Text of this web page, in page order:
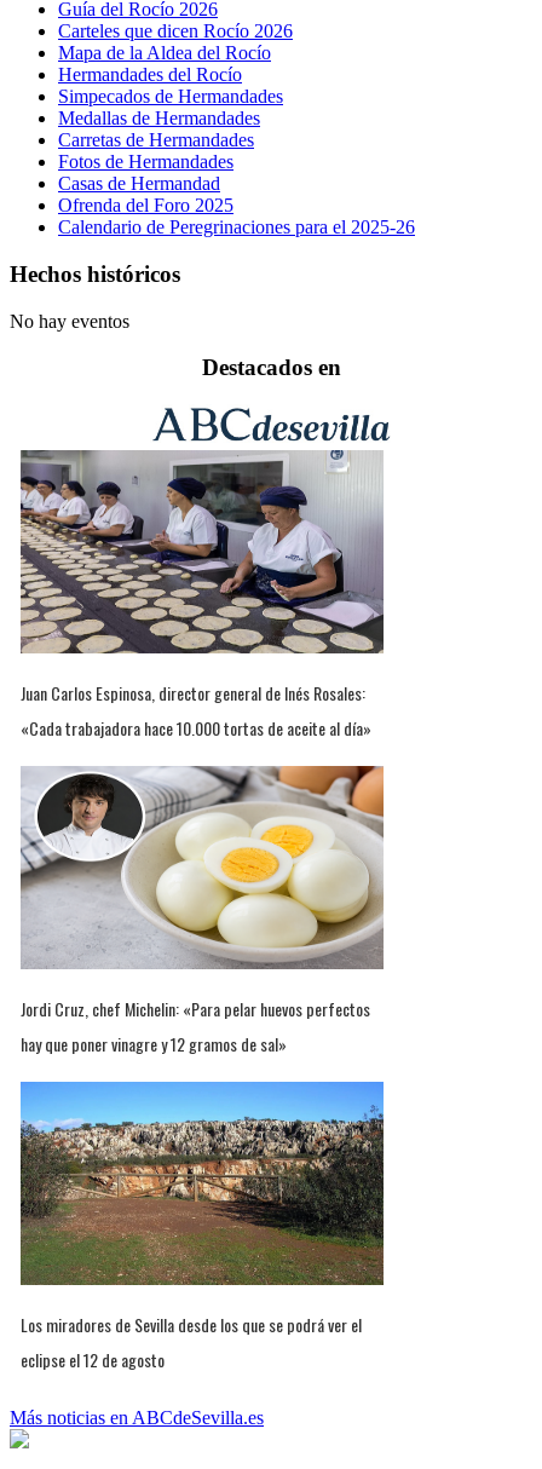
Guía del Rocío 2026
Carteles que dicen Rocío 2026
Mapa de la Aldea del Rocío
Hermandades del Rocío
Simpecados de Hermandades
Medallas de Hermandades
Carretas de Hermandades
Fotos de Hermandades
Casas de Hermandad
Ofrenda del Foro 2025
Calendario de Peregrinaciones para el 2025-26
Hechos históricos
No hay eventos
Destacados en
Juan Carlos Espinosa, director general de Inés Rosales:
«Cada trabajadora hace 10.000 tortas de aceite al día»
Jordi Cruz, chef Michelin: «Para pelar huevos perfectos
hay que poner vinagre y 12 gramos de sal»
Los miradores de Sevilla desde los que se podrá ver el
eclipse el 12 de agosto
Más noticias en ABCdeSevilla.es